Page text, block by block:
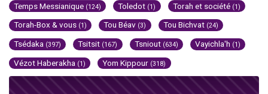
Temps Messianique (124) Toledot (1) Torah et société (1)
Torah-Box & vous (1) Tou Béav (3) Tou Bichvat (24)
Tsédaka (397) Tsitsit (167) Tsniout (634) Vayichla'h (1)
Vézot Haberakha (1) Yom Kippour (318)